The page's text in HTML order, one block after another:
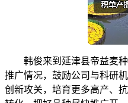
韩俊来到延津县帝益麦种
推广情况，鼓励公司与科研
创新攻关，培育更多高产、